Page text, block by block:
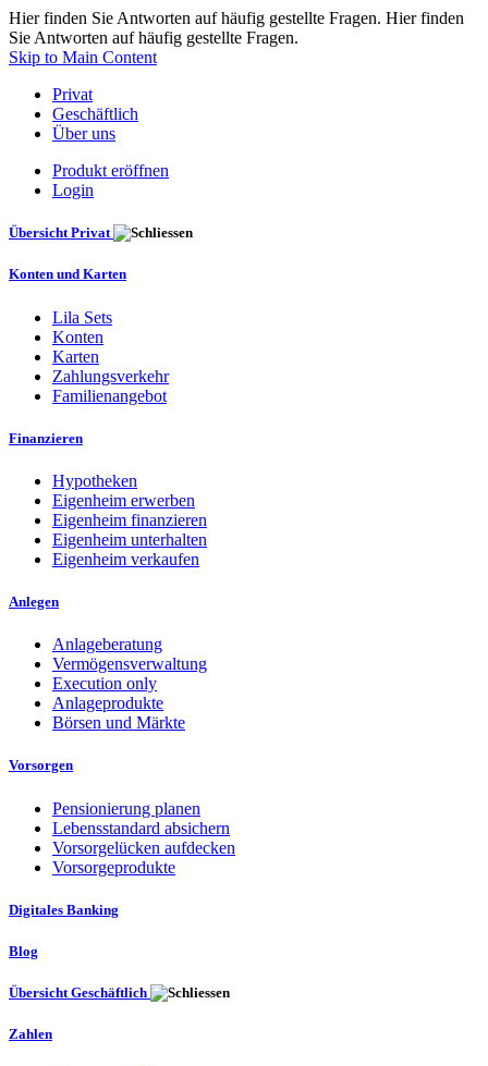
Hier finden Sie Antworten auf häufig gestellte Fragen. Hier finden
Sie Antworten auf häufig gestellte Fragen.
Skip to Main Content
Privat
Geschäftlich
Über uns
Produkt eröffnen
Login
Übersicht Privat
Konten und Karten
Lila Sets
Konten
Karten
Zahlungsverkehr
Familienangebot
Finanzieren
Hypotheken
Eigenheim erwerben
Eigenheim finanzieren
Eigenheim unterhalten
Eigenheim verkaufen
Anlegen
Anlageberatung
Vermögensverwaltung
Execution only
Anlageprodukte
Börsen und Märkte
Vorsorgen
Pensionierung planen
Lebensstandard absichern
Vorsorgelücken aufdecken
Vorsorgeprodukte
Digitales Banking
Blog
Übersicht Geschäftlich
Zahlen